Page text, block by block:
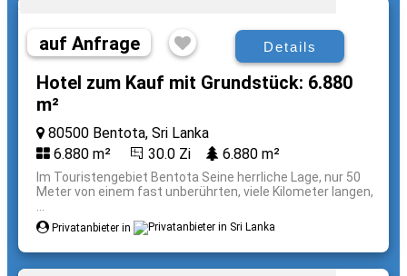
auf Anfrage Details
Hotel zum Kauf mit Grundstück: 6.880
m²
80500 Bentota, Sri Lanka
6.880 m²
30.0 Zi 6.880 m²
Im Touristengebiet Bentota Seine herrliche Lage, nur 50
Meter von einem fast unberührten, viele Kilometer langen,
Privatanbieter in